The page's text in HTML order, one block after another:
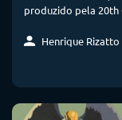
produzido pela 20th
Henrique Rizatto